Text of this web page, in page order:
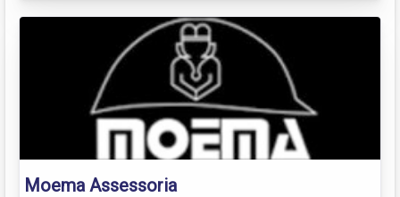
Moema Assessoria